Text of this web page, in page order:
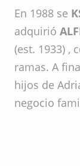
En 1988 se
adquirió
(est. 1933) ,
ramas. A
hijos de
negocio